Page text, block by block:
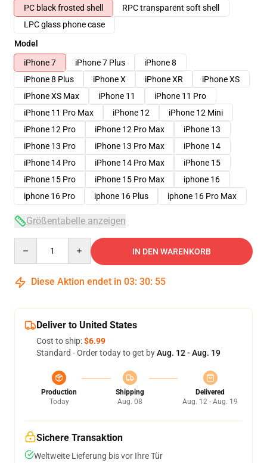
PC black frosted shell
RPC transparent soft shell
LPC glass phone case
Model
iPhone 7
iPhone 7 Plus
iPhone 8
iPhone 8 Plus
iPhone X iPhone XR
iPhone XS
iPhone XS Max
iPhone 11
iPhone 11 Pro
iPhone 11 Pro Max
iPhone 12
iPhone 12 Mini
iPhone 12 Pro
iPhone 12 Pro Max
iPhone 13
iPhone 13 Pro
iPhone 13 Pro Max
iPhone 14
iPhone 14 Pro
iPhone 14 Pro Max
iPhone 15
iPhone 15 Pro
iPhone 15 Pro Max
iphone 16
iphone 16 Pro
iphone 16 Plus iphone 16 Pro Max
Größentabelle anzeigen
IN DEN WARENKORB
Diese Aktion endet in 03: 30: 54
Deliver to United States
Cost to ship:$6.99
Standard - Order today to get byAug. 12 - Aug. 19
Production
Today
Shipping
Aug. 08
Delivered
Aug. 12 - Aug. 19
Sichere Transaktion
Weltweite Lieferung bis vor Ihre Tür